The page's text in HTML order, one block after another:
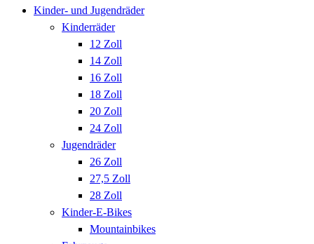
Kinder- und Jugendräder
Kinderräder
12 Zoll
14 Zoll
16 Zoll
18 Zoll
20 Zoll
24 Zoll
Jugendräder
26 Zoll
27,5 Zoll
28 Zoll
Kinder-E-Bikes
Mountainbikes